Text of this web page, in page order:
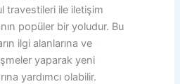
travestileri ile iletişim
popüler bir yoludur. Bu
ilgi alanlarına ve
yaparak yeni
yardımcı olabilir.